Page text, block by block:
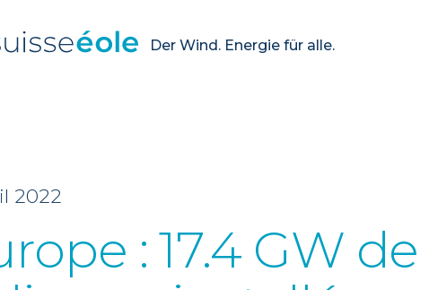
Der Wind. Energie für alle.
2022
: 17.4 GW